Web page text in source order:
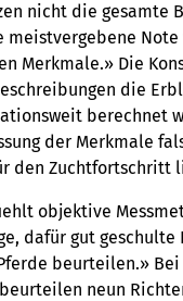
nicht die gesamte
meistvergebene Note
Merkmale.» Die
die
berechnet
der Merkmale
den Zuchtfortschritt
objektive
dafür gut
beurteilen.»
neun